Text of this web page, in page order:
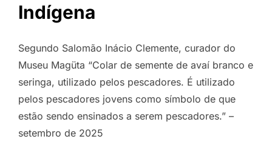
Indígena
Segundo Salomão Inácio Clemente, curador do
Museu Magüta “Colar de semente de avaí branco e
seringa, utilizado pelos pescadores. É utilizado
pelos pescadores jovens como símbolo de que
estão sendo ensinados a serem pescadores.” –
setembro de 2025